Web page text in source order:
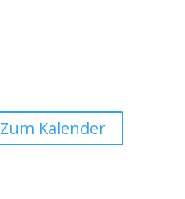
Zum Kalender